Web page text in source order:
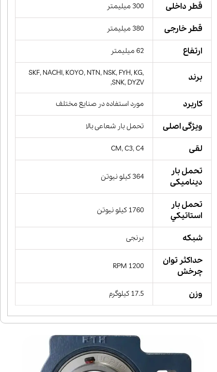
قطر داخلی 300 میلیمتر
قطر خارجی 380 میلیمتر
ارتفاع 62 میلیمتر
برند
SKF, NACHI, KOYO, NTN, NSK, FYH, KG,
SNK, DYZV,
کاربرد مورد استفاده در صنایع مختلف
ویژگی اصلی تحمل بار شعاعی بالا
لقی CM, C3, C4
تحمل بار
دینامیکی
364 کیلو نیوتن
تحمل بار
استاتيكي
1760 کیلو نیوتن
شبکه برنجی
حداکثر توان
چرخش
1200 RPM
وزن 17.5 کیلوگرم